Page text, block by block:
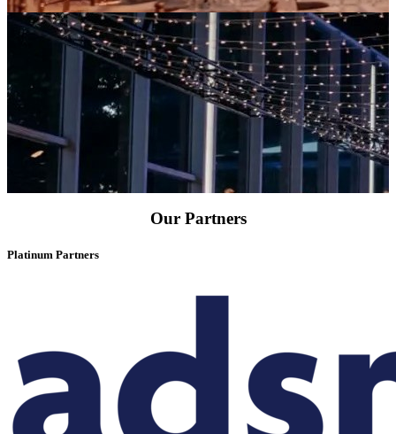
Our Partners
Platinum Partners